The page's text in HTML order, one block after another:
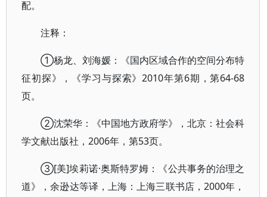
配。
注释：
①杨龙、刘海媛：《国内区域合作的空间分布特
征初探》，《学习与探索》2010年第6期，第64-68
页。
②沈荣华：《中国地方政府学》，北京：社会科
学文献出版社，2006年，第53页。
③[美]埃莉诺·奥斯特罗姆：《公共事务的治理之
道》，余逊达等译，上海：上海三联书店，2000年，